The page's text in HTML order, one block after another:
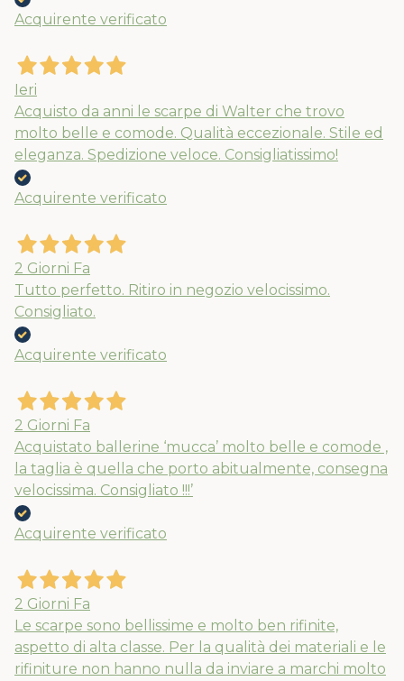
Acquirente verificato
Ieri
Acquisto da anni le scarpe di Walter che trovo
molto belle e comode. Qualità eccezionale. Stile ed
eleganza. Spedizione veloce. Consigliatissimo!
Acquirente verificato
2 Giorni Fa
Tutto perfetto. Ritiro in negozio velocissimo.
Consigliato.
Acquirente verificato
2 Giorni Fa
Acquistato ballerine ‘mucca’ molto belle e comode ,
la taglia è quella che porto abitualmente, consegna
velocissima. Consigliato !!!’
Acquirente verificato
2 Giorni Fa
Le scarpe sono bellissime e molto ben rifinite,
aspetto di alta classe. Per la qualità dei materiali e le
rifiniture non hanno nulla da inviare a marchi molto
Nuovi ribassi fino al 70%
Spedizioni garantite prima della
chiusura solo per gli ordini effettuati
entro il 5/08
APPROFITTANE ORA